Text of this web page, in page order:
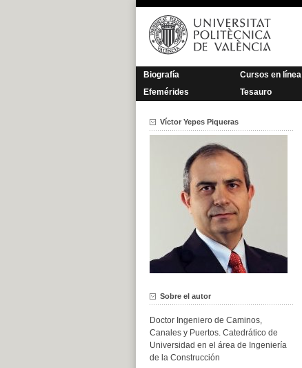
Saltar
contenido
Biografía Cursos en línea
Efemérides
Tesauro
Víctor Yepes Piqueras
Sobre el autor
Doctor Ingeniero de Caminos,
Canales y Puertos. Catedrático de
Universidad en el área de Ingeniería
de la Construcción